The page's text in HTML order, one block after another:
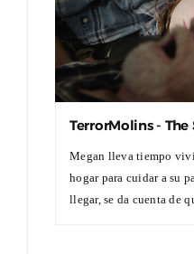
TerrorMolins -
Megan lleva tiempo
hogar para cuidar a su
llegar, se da cuenta de